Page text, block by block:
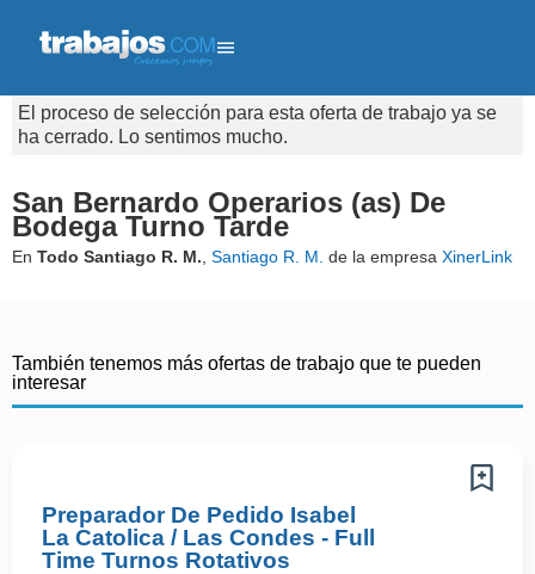
El proceso de selección para esta oferta de trabajo ya se
ha cerrado. Lo sentimos mucho.
San Bernardo Operarios (as) De
Bodega Turno Tarde
En Todo Santiago R. M. Santiago R. M. de la empresa XinerLink
También tenemos más ofertas de trabajo que te pueden
interesar
Preparador De Pedido Isabel
La Catolica / Las Condes - Full
Time Turnos Rotativos